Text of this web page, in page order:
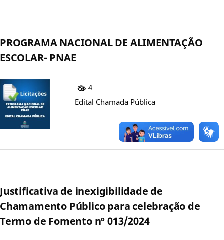
PROGRAMA NACIONAL DE ALIMENTAÇÃO
ESCOLAR- PNAE
4
Edital Chamada Pública
Justificativa de inexigibilidade de
Chamamento Público para celebração de
Termo de Fomento nº 013/2024